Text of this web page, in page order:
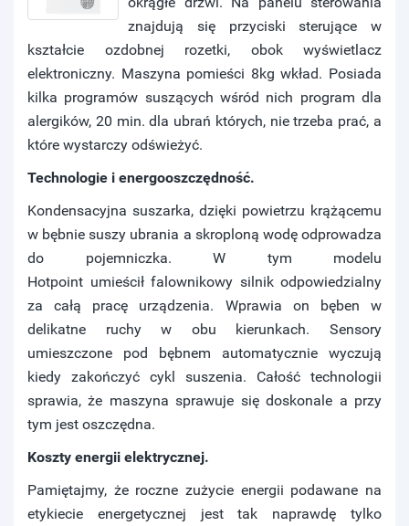
znajdują się przyciski sterujące w
kształcie ozdobnej rozetki, obok wyświetlacz
elektroniczny. Maszyna pomieści 8kg wkład. Posiada
kilka programów suszących wśród nich program dla
alergików, 20 min. dla ubrań których, nie trzeba prać, a
które wystarczy odświeżyć.
Technologie i energooszczędność.
Kondensacyjna suszarka, dzięki powietrzu krążącemu
w bębnie suszy ubrania a skroploną wodę odprowadza
do pojemniczka. W tym modelu
Hotpoint umieścił falownikowy silnik odpowiedzialny
za całą pracę urządzenia. Wprawia on bęben w
delikatne ruchy w obu kierunkach. Sensory
umieszczone pod bębnem automatycznie wyczują
kiedy zakończyć cykl suszenia. Całość technologii
sprawia, że maszyna sprawuje się doskonale a przy
tym jest oszczędna.
Koszty energii elektrycznej.
Pamiętajmy, że roczne zużycie energii podawane na
etykiecie energetycznej jest tak naprawdę tylko